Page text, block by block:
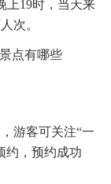
上19时，当天来
次。
游客可关注“一
约，预约成功